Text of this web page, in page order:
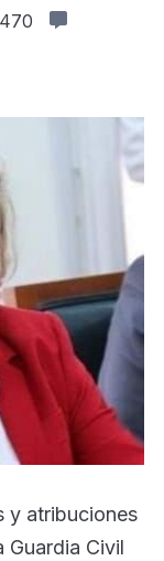
470
y atribuciones
Guardia Civil